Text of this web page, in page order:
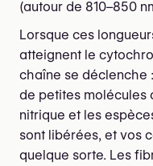
(autour de 810–850
Lorsque ces
atteignent le
chaîne se déclenche
de petites molécules
nitrique et les
sont libérées, et vos
quelque sorte. Les